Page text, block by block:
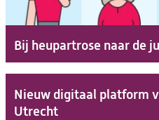
Bij heupartrose naar de
Nieuw digitaal platform
Utrecht